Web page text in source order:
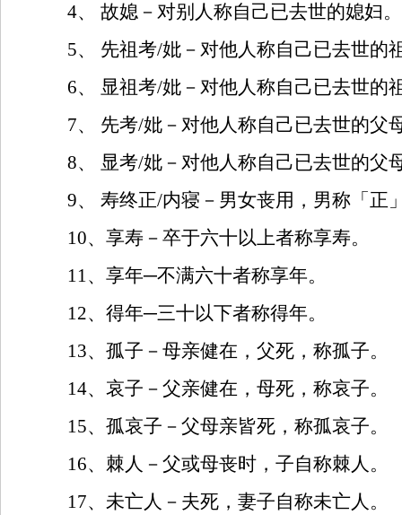
4、
故媳－对别人称自己已去世的媳妇。
5、 先祖考/妣－对他人称自己已去世的
6、 显祖考/妣－对他人称自己已去世的
7、 先考/妣－对他人称自己已去世的父
8、 显考/妣－对他人称自己已去世的父
9、 寿终正/内寝－男女丧用，男称「正
10、享寿－卒于六十以上者称享寿。
11、享年─不满六十者称享年。
12、得年─三十以下者称得年。
13、孤子－母亲健在，父死，称孤子。
14、哀子－父亲健在，母死，称哀子。
15、孤哀子－父母亲皆死，称孤哀子。
16、棘人－父或母丧时，子自称棘人。
17、未亡人－夫死，妻子自称未亡人。